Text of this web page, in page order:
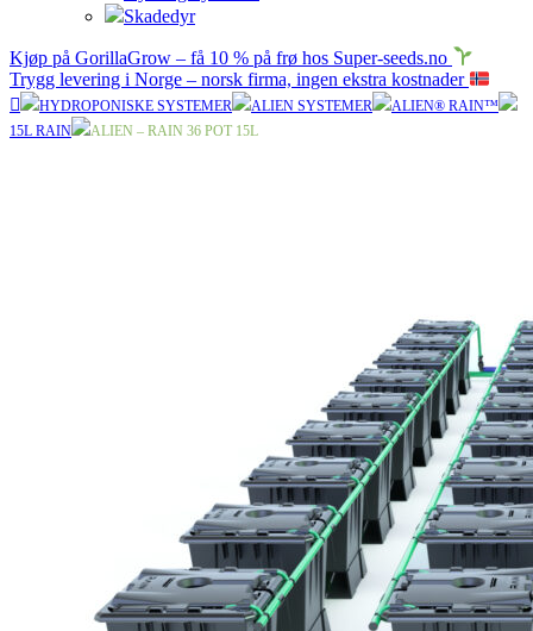
Skadedyr
Kjøp på GorillaGrow – få 10 % på frø hos Super-seeds.no
Trygg levering i Norge – norsk firma, ingen ekstra kostnader
HYDROPONISKE SYSTEMER ALIEN SYSTEMER
ALIEN® RAIN™
15L RAIN
ALIEN – RAIN 36 POT 15L